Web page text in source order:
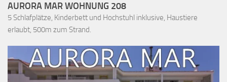
AURORA MAR WOHNUNG 208
5 Schlafplätze, Kinderbett und Hochstuhl inklusive, Haustiere
erlaubt, 500m zum Strand.